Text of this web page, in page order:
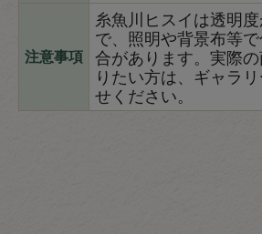
注意事項
糸魚川ヒスイは透明
で、照明や背景布等
合があります。実際
りたい方は、ギャラ
せください。